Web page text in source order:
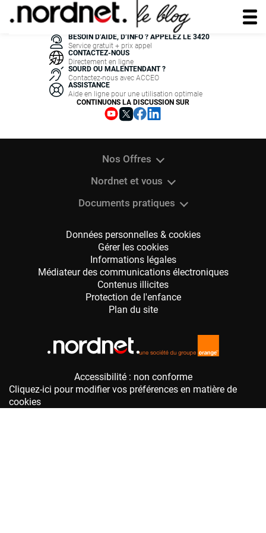
Accessibilité : non conforme
Cliquez-ici pour modifier vos préférences en matière de
cookies